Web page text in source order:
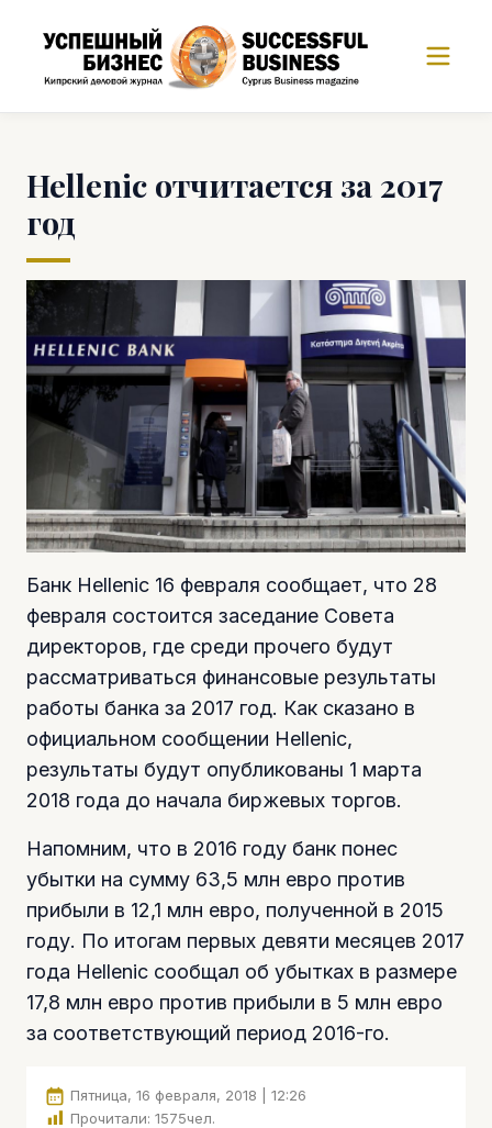
Hellenic отчитается за 2017
год
Банк Hellenic 16 февраля сообщает, что 28
февраля состоится заседание Совета
директоров, где среди прочего будут
рассматриваться финансовые результаты
работы банка за 2017 год. Как сказано в
официальном сообщении Hellenic,
результаты будут опубликованы 1 марта
2018 года до начала биржевых торгов.
Напомним, что в 2016 году банк понес
убытки на сумму 63,5 млн евро против
прибыли в 12,1 млн евро, полученной в 2015
году. По итогам первых девяти месяцев 2017
года Hellenic сообщал об убытках в размере
17,8 млн евро против прибыли в 5 млн евро
за соответствующий период 2016-го.
Пятница, 16 февраля, 2018 | 12:26
Прочитали: 1575чел.